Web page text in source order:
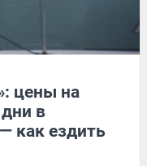
цены на
в
как ездить